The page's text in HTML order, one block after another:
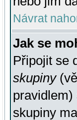
Návrat
Jak se
Připojit se
skupiny
pravidlem)
skupiny